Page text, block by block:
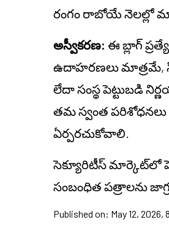
రంగం రాబోయే నెలల్లో
అస్వీకరణ: ఈ బ్లాగ్
ఉదాహరణలు మాత్రమే,
లేదా సంస్థ పెట్టుబడి
తమ స్వంత
ఏర్పరచుకోవాలి.
సెక్యూరిటీస్ మార్కెట్‌లో
సంబంధిత పత్రాలను
Published on: May 12, 2026,